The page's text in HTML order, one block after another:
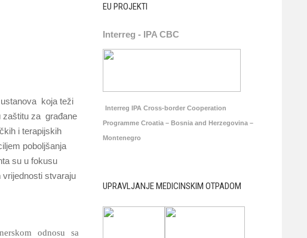
koja teži
zaštitu za građane
i terapijskih
poboljšanja
su u fokusu
vrijednosti stvaraju
odnosu sa
EU PROJEKTI
Interreg - IPA CBC
Interreg IPA Cross-border Cooperation
Programme Croatia – Bosnia and Herzegovina –
Montenegro
UPRAVLJANJE MEDICINSKIM OTPADOM